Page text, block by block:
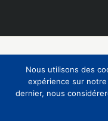
Nous utilisons des
expérience sur
dernier, nous